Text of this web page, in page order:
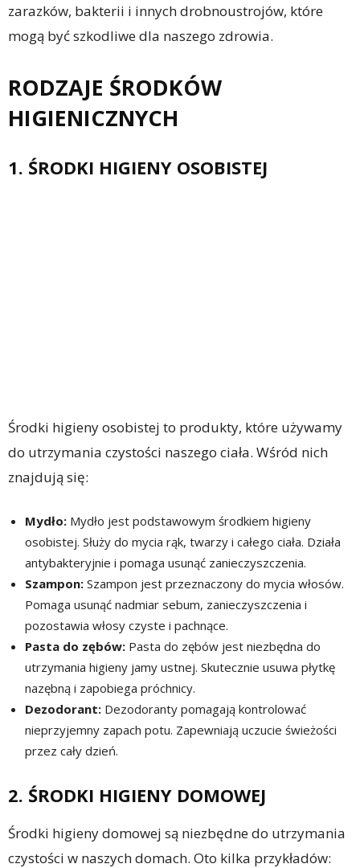
zarazków, bakterii i innych drobnoustrojów, które
mogą być szkodliwe dla naszego zdrowia.
RODZAJE ŚRODKÓW
HIGIENICZNYCH
1. ŚRODKI HIGIENY OSOBISTEJ
Środki higieny osobistej to produkty, które używamy
do utrzymania czystości naszego ciała. Wśród nich
znajdują się:
Mydło: Mydło jest podstawowym środkiem higieny
osobistej. Służy do mycia rąk, twarzy i całego ciała. Działa
antybakteryjnie i pomaga usunąć zanieczyszczenia.
Szampon: Szampon jest przeznaczony do mycia włosów.
Pomaga usunąć nadmiar sebum, zanieczyszczenia i
pozostawia włosy czyste i pachnące.
Pasta do zębów: Pasta do zębów jest niezbędna do
utrzymania higieny jamy ustnej. Skutecznie usuwa płytkę
nazębną i zapobiega próchnicy.
Dezodorant: Dezodoranty pomagają kontrolować
nieprzyjemny zapach potu. Zapewniają uczucie świeżości
przez cały dzień.
2. ŚRODKI HIGIENY DOMOWEJ
Środki higieny domowej są niezbędne do utrzymania
czystości w naszych domach. Oto kilka przykładów: